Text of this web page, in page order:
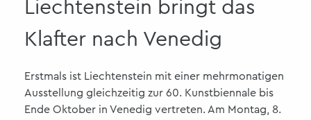
Liechtenstein bringt das
Klafter nach Venedig
Erstmals ist Liechtenstein mit einer mehrmonatigen
Ausstellung gleichzeitig zur 60. Kunstbiennale bis
Ende Oktober in Venedig vertreten. Am Montag, 8.